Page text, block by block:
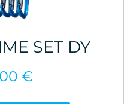
SET DY
€